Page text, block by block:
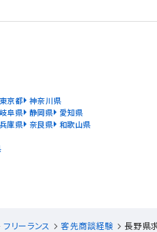
東京都
神奈川県
岐阜県 静岡県
愛知県
兵庫県 奈良県 和歌山県
フリーランス 客先商談経験 長野県